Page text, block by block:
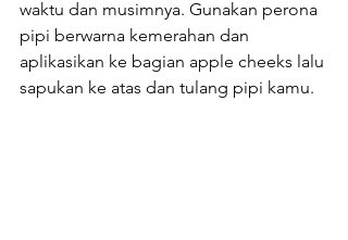
waktu dan musimnya. Gunakan perona
pipi berwarna kemerahan dan
aplikasikan ke bagian apple cheeks lalu
sapukan ke atas dan tulang pipi kamu.